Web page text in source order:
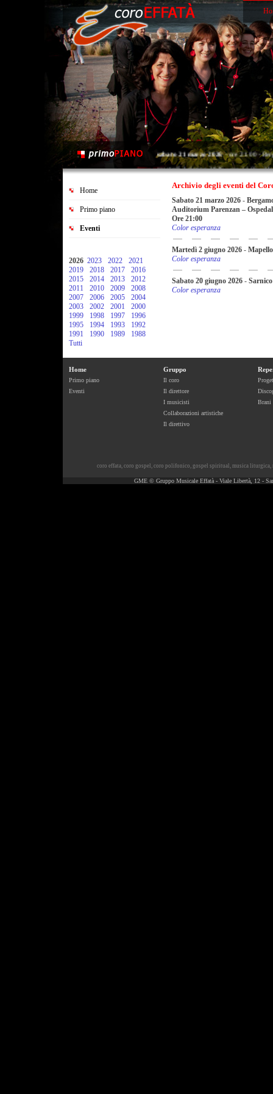
sabato 21 marzo 2026- ore 21.00 -
martedì 2 giugno 2026- ore 21.00 -
Home
Primo piano
Eventi
2026 2023 2022
2021
2019
2018 2017
2016
2015
2014 2013
2012
2011
2010 2009
2008
2007
2006 2005
2004
2003
2002 2001
2000
1999
1998 1997
1996
1995
1994 1993
1992
1991
1990 1989
1988
Tutti
Archivio degli eventi del
Sabato 21 marzo 2026-
Auditorium Parenzan –
Ore 21:00
Color esperanza
Martedì 2 giugno 2026-
Color esperanza
Sabato 20 giugno 2026-
Color esperanza
Home
Primo piano
Eventi
Gruppo
Il coro
Il direttore
I musicisti
Collaborazioni artistiche
Il direttivo
Brani
coro effata, coro gospel , coro polifonico, gospel spiritual , musica liturgica,
GME © Gruppo Musicale Effatà - Viale Libertà, 12 -